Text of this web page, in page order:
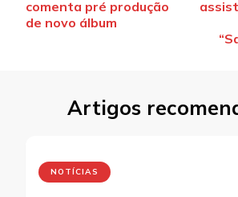
post
comenta pré produção
de novo álbum
Artigos
NOTÍCIAS